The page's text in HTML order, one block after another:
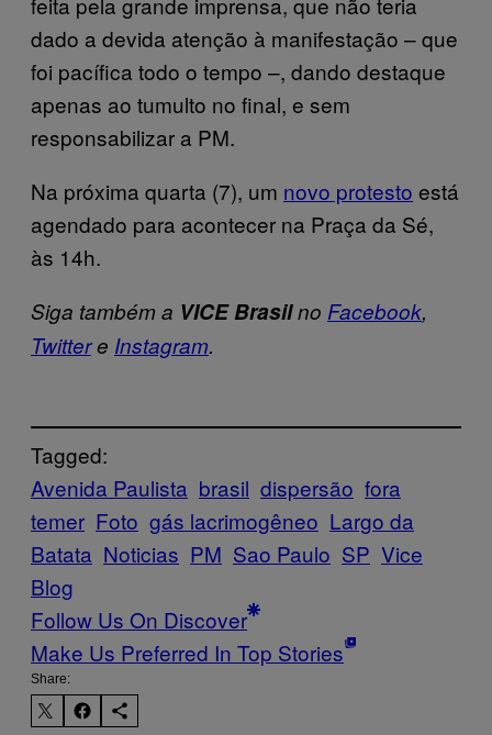
dado a devida atenção à manifestação – que
foi pacífica todo o tempo –, dando destaque
apenas ao tumulto no final, e sem
responsabilizar a PM.
Na próxima quarta (7), um novo protesto está
agendado para acontecer na Praça da Sé,
às 14h.
Siga também a VICE Brasilno Facebook,
Twittere Instagram.
Tagged:
Avenida Paulista brasil dispersão fora
temer Foto gás lacrimogêneo Largo da
Batata Noticias PM Sao Paulo SP Vice
Blog
Follow Us On Discover
Make Us Preferred In Top Stories
Share: